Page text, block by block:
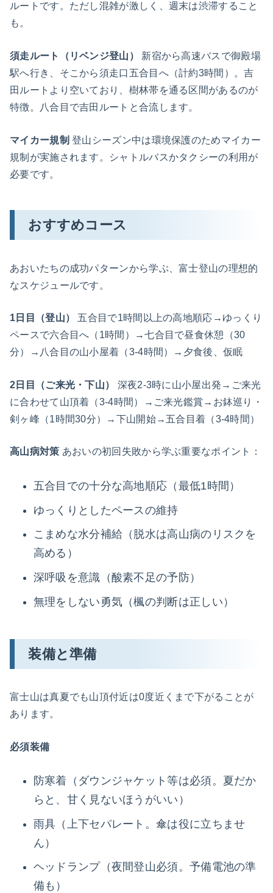
ルートです。ただし混雑が激しく、週末は渋滞すること
も。
須走ルート（リベンジ登山）
新宿から高速バスで御殿場
駅へ行き、そこから須走口五合目へ（計約3時間）。吉
田ルートより空いており、樹林帯を通る区間があるのが
特徴。八合目で吉田ルートと合流します。
マイカー規制 登山シーズン中は環境保護のためマイカー
規制が実施されます。シャトルバスかタクシーの利用が
必要です。
おすすめコース
あおいたちの成功パターンから学ぶ、富士登山の理想的
なスケジュールです。
1日目（登山）
五合目で1時間以上の高地順応→ゆっくり
ペースで六合目へ（1時間）→七合目で昼食休憩（30
分）→八合目の山小屋着（3-4時間）→夕食後、仮眠
2日目（ご来光・下山）
深夜2-3時に山小屋出発→ご来光
に合わせて山頂着（3-4時間）→ご来光鑑賞→お鉢巡り・
剣ヶ峰（1時間30分）→下山開始→五合目着（3-4時間）
高山病対策 あおいの初回失敗から学ぶ重要なポイント：
五合目での十分な高地順応（最低1時間）
ゆっくりとしたペースの維持
こまめな水分補給（脱水は高山病のリスクを
高める）
深呼吸を意識（酸素不足の予防）
無理をしない勇気（楓の判断は正しい）
装備と準備
富士山は真夏でも山頂付近は0度近くまで下がることが
あります。
必須装備
防寒着（ダウンジャケット等は必須。夏だか
らと、甘く見ないほうがいい）
雨具（上下セパレート。傘は役に立ちませ
ん）
ヘッドランプ（夜間登山必須。予備電池の準
備も）